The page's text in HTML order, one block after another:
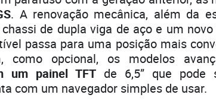
. A renovação mecânica, além da
de dupla viga de aço e um
passa para uma posição mais
como opcional, os modelos
um painel TFT de 6,5” que pode
com um navegador simples de usar.